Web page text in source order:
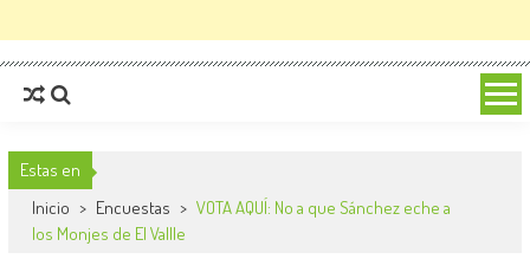
Estas en
Inicio > Encuestas > VOTA AQUÍ: No a que Sánchez eche a
los Monjes de El Vallle